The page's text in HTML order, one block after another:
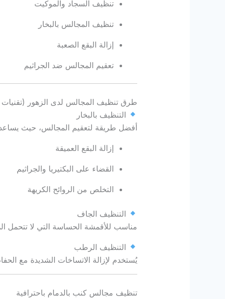
تنظيف السجاد والموكيت
تنظيف المجالس بالبخار
إزالة البقع الصعبة
تعقيم المجالس ضد الجراثيم
طرق تنظيف المجالس لدى الزهور
التنظيف بالبخار
أفضل طريقة لتعقيم المجالس، حيث
إزالة البقع العميقة
القضاء على البكتيريا والجراثيم
التخلص من الروائح الكريهة
التنظيف الجاف
مناسب للأقمشة الحساسة التي لا تتحمل
التنظيف الرطب
يُستخدم لإزالة الاتساخات الشديدة مع
تنظيف مجالس كنب بالدمام باحترافية